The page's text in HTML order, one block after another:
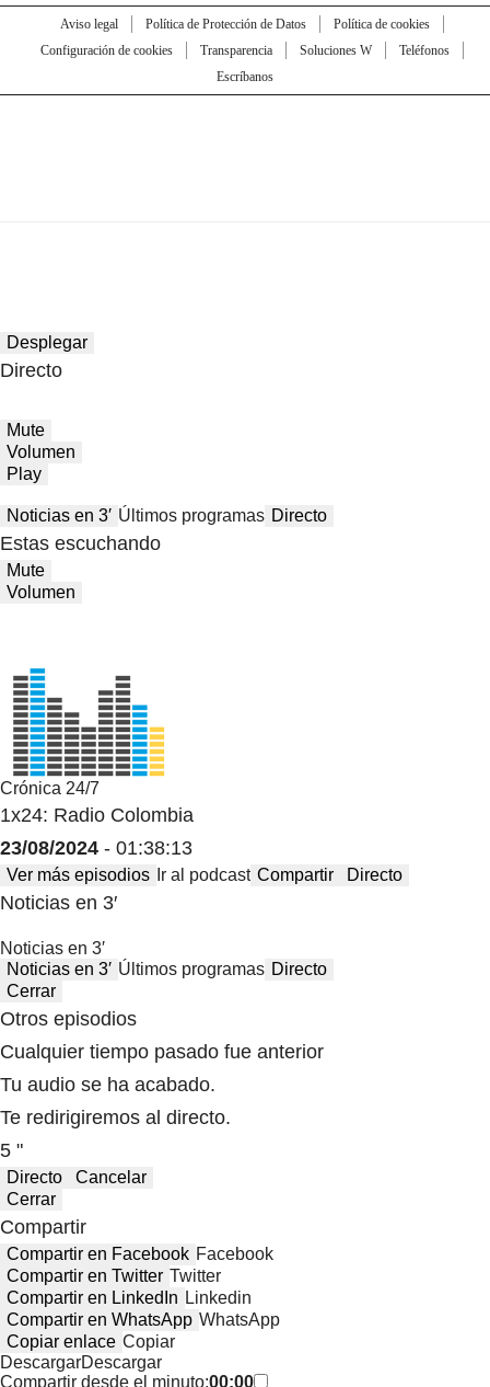
Aviso legal Política de Protección de Datos
Política de cookies
Configuración de cookies
Transparencia Soluciones W
Teléfonos
Escríbanos
Desplegar
Directo
Mute
Volumen
Play
Noticias en 3′ Últimos programas Directo
Estas escuchando
Mute
Volumen
Crónica 24/7
1x24: Radio Colombia
23/08/2024 - 01:38:13
Ver más episodios Ir al podcast Compartir Directo
Noticias en 3′
Noticias en 3′
Noticias en 3′ Últimos programas Directo
Cerrar
Otros episodios
Cualquier tiempo pasado fue anterior
Tu audio se ha acabado.
Te redirigiremos al directo.
5 "
Directo
Cancelar
Cerrar
Compartir
Compartir en Facebook Facebook
Compartir en Twitter Twitter
Compartir en LinkedIn Linkedin
Compartir en WhatsApp WhatsApp
Copiar enlace Copiar
DescargarDescargar
Compartir desde el minuto:00:00